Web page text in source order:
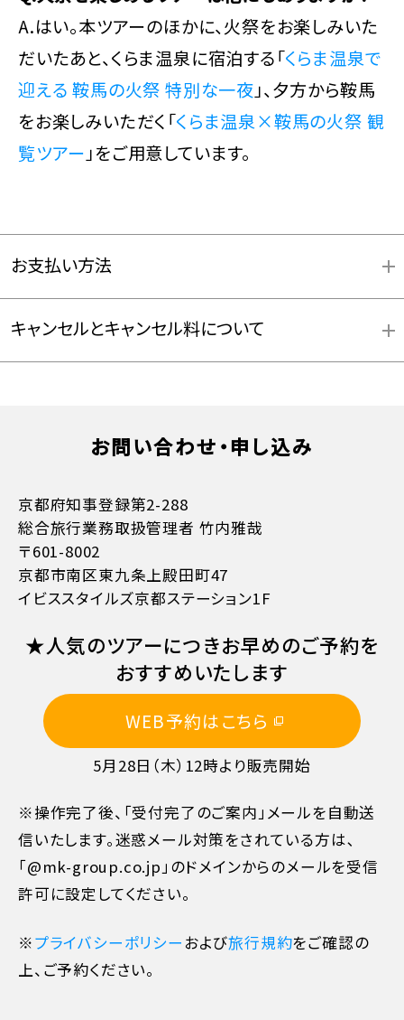
A.はい。本ツアーのほかに、火祭をお楽しみいた
だいたあと、くらま温泉に宿泊する「くらま温泉で
迎える 鞍馬の火祭 特別な一夜」、夕方から鞍馬
をお楽しみいただく「くらま温泉×鞍馬の火祭 観
覧ツアー」をご用意しています。
お支払い方法
お支払方法詳細はこちら
キャンセルとキャンセル料について
11日目に当たる日以前
10日目に当たる日以前
7日目に当たる日以前
旅行開始日の当日 50%
旅行開始後又は無連絡
お問い合わせ・申し込み
京都府知事登録第2-288
総合旅行業務取扱管理者 竹内雅哉
〒601-8002
京都市南区東九条上殿田町47
イビススタイルズ京都ステーション1F
★人気のツアーにつきお早めのご予約を
おすすめいたします
WEB予約はこちら
5月28日（木）12時より販売開始
※操作完了後、「受付完了のご案内」メールを自動送
信いたします。迷惑メール対策をされている方は､
「@mk-group.co.jp」のドメインからのメールを受信
許可に設定してください。
※プライバシーポリシーおよび旅行規約をご確認の
上、ご予約ください。